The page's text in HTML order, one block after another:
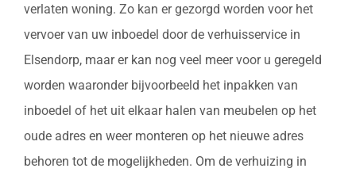
verlaten woning. Zo kan er gezorgd worden voor het
vervoer van uw inboedel door de verhuisservice in
Elsendorp, maar er kan nog veel meer voor u geregeld
worden waaronder bijvoorbeeld het inpakken van
inboedel of het uit elkaar halen van meubelen op het
oude adres en weer monteren op het nieuwe adres
behoren tot de mogelijkheden. Om de verhuizing in